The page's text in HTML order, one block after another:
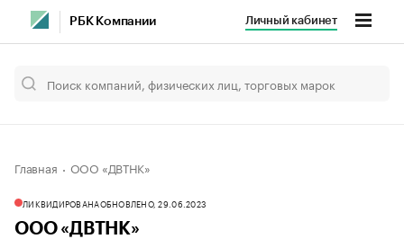
РБК Компании Личный кабинет
Главная ООО «ДВТНК»
ЛИКВИДИРОВАНАОБНОВЛЕНО, 29.06.2023
ООО «ДВТНК»